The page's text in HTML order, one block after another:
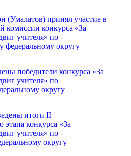
(Умалатов) принял участие в
комиссии конкурса «За
учителя» по
федеральному округу
победители конкурса «За
учителя» по
округу
итоги II
этапа конкурса «За
учителя» по
округу